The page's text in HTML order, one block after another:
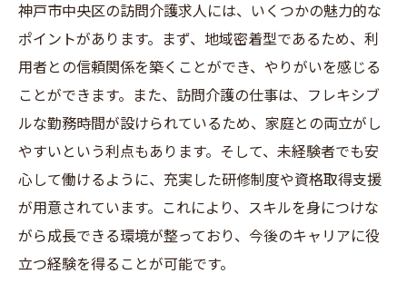
資格取得の支援制度を活用する
訪問介護からの転職の可能性
地域のニーズに応えるスキルの習得
訪問介護で得られる社会貢献の実感
長期的なキャリアプランの立て方
神戸市中央区の訪問介護求人で活躍するための
スキルとは
介護技術と知識の向上のために
コミュニケーション力の重要性
神戸市中央区の訪問介護求人には、いくつかの魅力的な
ポイントがあります。まず、地域密着型であるため、利
用者との信頼関係を築くことができ、やりがいを感じる
ことができます。また、訪問介護の仕事は、フレキシブ
ルな勤務時間が設けられているため、家庭との両立がし
やすいという利点もあります。そして、未経験者でも安
心して働けるように、充実した研修制度や資格取得支援
が用意されています。これにより、スキルを身につけな
がら成長できる環境が整っており、今後のキャリアに役
立つ経験を得ることが可能です。